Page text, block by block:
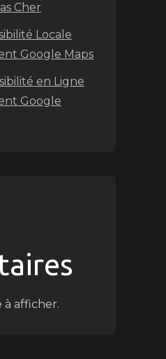
Cher
Locale
Google Maps
en Ligne
Google
afficher.